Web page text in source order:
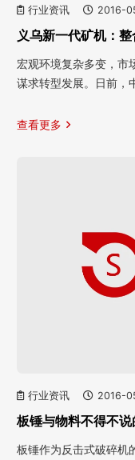
行业资讯 2016-
义乌新一代矿机：
宏观环境复杂多变，市
谋求转型发展。日前，
查看更多
行业资讯 2016-
板锤与物料不得不说
板锤作为反击式破碎机